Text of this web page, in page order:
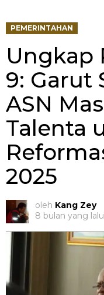
PEMERINTAHAN
Ungkap
9: Garut
ASN
Talenta
2025
oleh Kang Zey
8 bulan yang lalu